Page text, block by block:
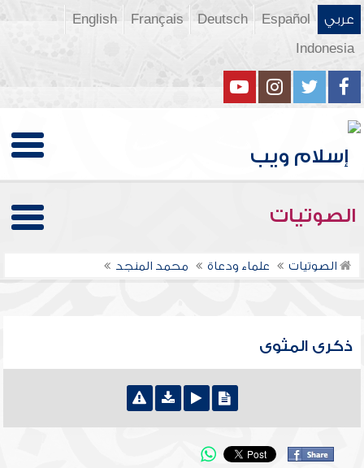
عربي Español
Deutsch
Français
English
Indonesia
الصوتيات
الصوتيات علماء ودعاة محمد المنجد
ذكرى المثوى